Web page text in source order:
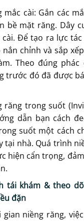
cài: Gắn các
bề mặt răng. Dây
cài. Để tạo ra lực
nắn chỉnh và sắp
Theo đúng
trước đó đã được
trong suốt
dẫn bạn cách
suốt một cách
tại nhà. Quá trình
hiện cẩn trọng,
tái khám & theo
đặn
niềng răng,